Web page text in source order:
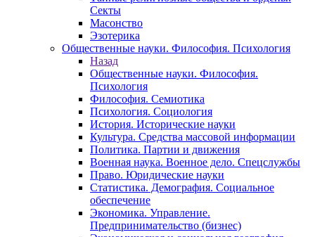
Секты
Масонство
Эзотерика
Общественные науки. Философия. Психология
Назад
Общественные науки. Философия.
Психология
Философия. Семиотика
Психология. Социология
История. Исторические науки
Культура. Средства массовой информации
Политика. Партии и движения
Военная наука. Военное дело. Спецслужбы
Право. Юридические науки
Статистика. Демография. Социальное
обеспечение
Экономика. Управление.
Предпринимательство (бизнес)